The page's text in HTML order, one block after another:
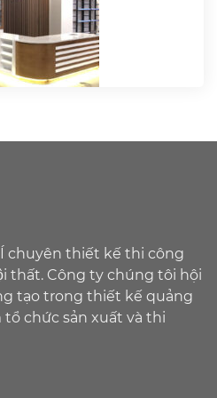
chuyên thiết kế thi công
thất. Công ty chúng tôi hội
tạo trong thiết kế quảng
chức sản xuất và thi